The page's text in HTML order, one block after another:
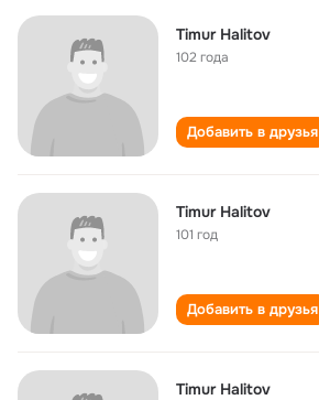
Timur Halitov
102 года
Добавить в друзья
Timur Halitov
101 год
Добавить в друзья
Timur Halitov